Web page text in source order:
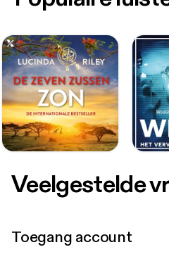
Veelgestelde
Toegang account